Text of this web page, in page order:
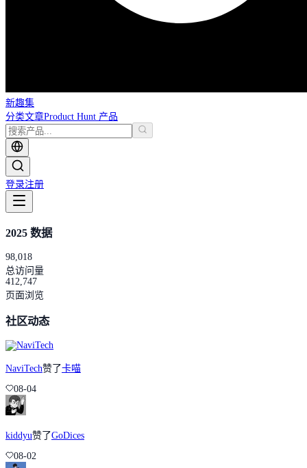
新趣集
分类文章Product Hunt 产品
登录注册
2025 数据
98,018
总访问量
412,747
页面浏览
社区动态
NaviTech赞了卡喵
08-04
kiddyu赞了GoDices
08-02